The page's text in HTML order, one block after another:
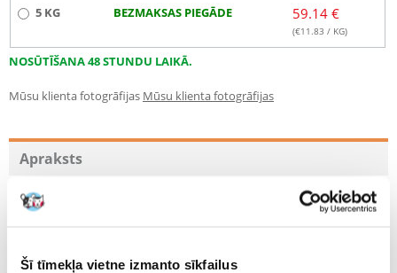
Šī tīmekļa vietne izmanto sīkfailus
5 KG BEZMAKSAS PIEGĀDE 59.14 €
(€11.83 / KG)
NOSŪTĪŠANA 48 STUNDU LAIKĀ.
Mūsu klienta fotogrāfijas Mūsu klienta fotogrāfijas
Apraksts
Pilnvērtīga diētiskā barība kaķiem, kas ieteicama
struvīta akmeņu šķīdināšanai un struvīta akmeņu un
Farmina Vet Life Struvite Management ir sabalansēta maltīte ar zemu